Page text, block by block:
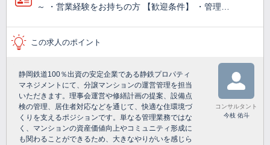
～ ・営業経験をお持ちの方 【歓迎条件】 ・管理…
この求人のポイント
静岡鉄道100％出資の安定企業である静鉄プロパティ
マネジメントにて、分譲マンションの運営管理を担当
いただきます。理事会運営や修繕計画の提案、設備点
検の管理、居住者対応などを通じて、快適な住環境づ
くりを支えるポジションです。単なる管理業務ではな
く、マンションの資産価値向上やコミュニティ形成に
も関わることができるため、大きなやりがいを感じら
コンサルタント
今枝 佑斗